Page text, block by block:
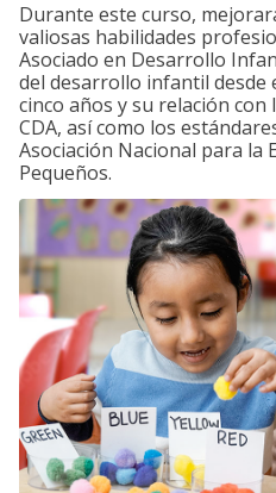
Durante este curso,
valiosas habilidades
Asociado en Desarrollo
del desarrollo infantil desde
cinco años y su relación con
CDA, así como los
Asociación Nacional para la
Pequeños.